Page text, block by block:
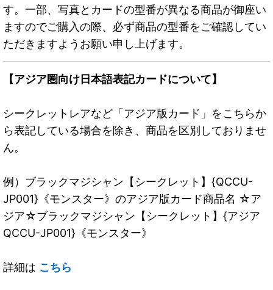
す。一部、写真とカードの型番が異なる商品が御座い
ますのでご購入の際、必ず商品の型番をご確認してい
ただきますようお願い申し上げます。
【アジア圏向け日本語表記カードについて】
シークレットレアなど「アジア版カード」をこちらか
ら表記している場合を除き、商品を区別しておりませ
ん。
例）ブラックマジシャン【シークレット】{QCCU-
JP001}《モンスター》のアジア版カード商品名 ☆ア
ジア☆ブラックマジシャン【シークレット】{アジア
QCCU-JP001}《モンスター》
詳細は こちら